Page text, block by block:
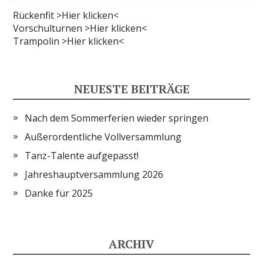
Rückenfit >Hier klicken<
Vorschulturnen >Hier klicken<
Trampolin >Hier klicken<
NEUESTE BEITRÄGE
Nach dem Sommerferien wieder springen
Außerordentliche Vollversammlung
Tanz-Talente aufgepasst!
Jahreshauptversammlung 2026
Danke für 2025
ARCHIV